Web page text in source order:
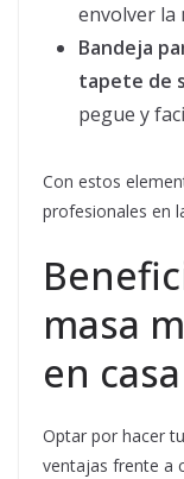
envolver la
Bandeja
tapete de
pegue y
Con estos
profesionales en
masa
en casa
Optar por hacer
ventajas frente a